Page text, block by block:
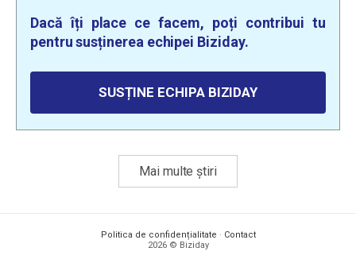
Dacă îți place ce facem, poți contribui tu
pentru susținerea echipei Biziday.
SUSȚINE ECHIPA BIZIDAY
Mai multe știri
Politica de confidențialitate · Contact
2026 © Biziday